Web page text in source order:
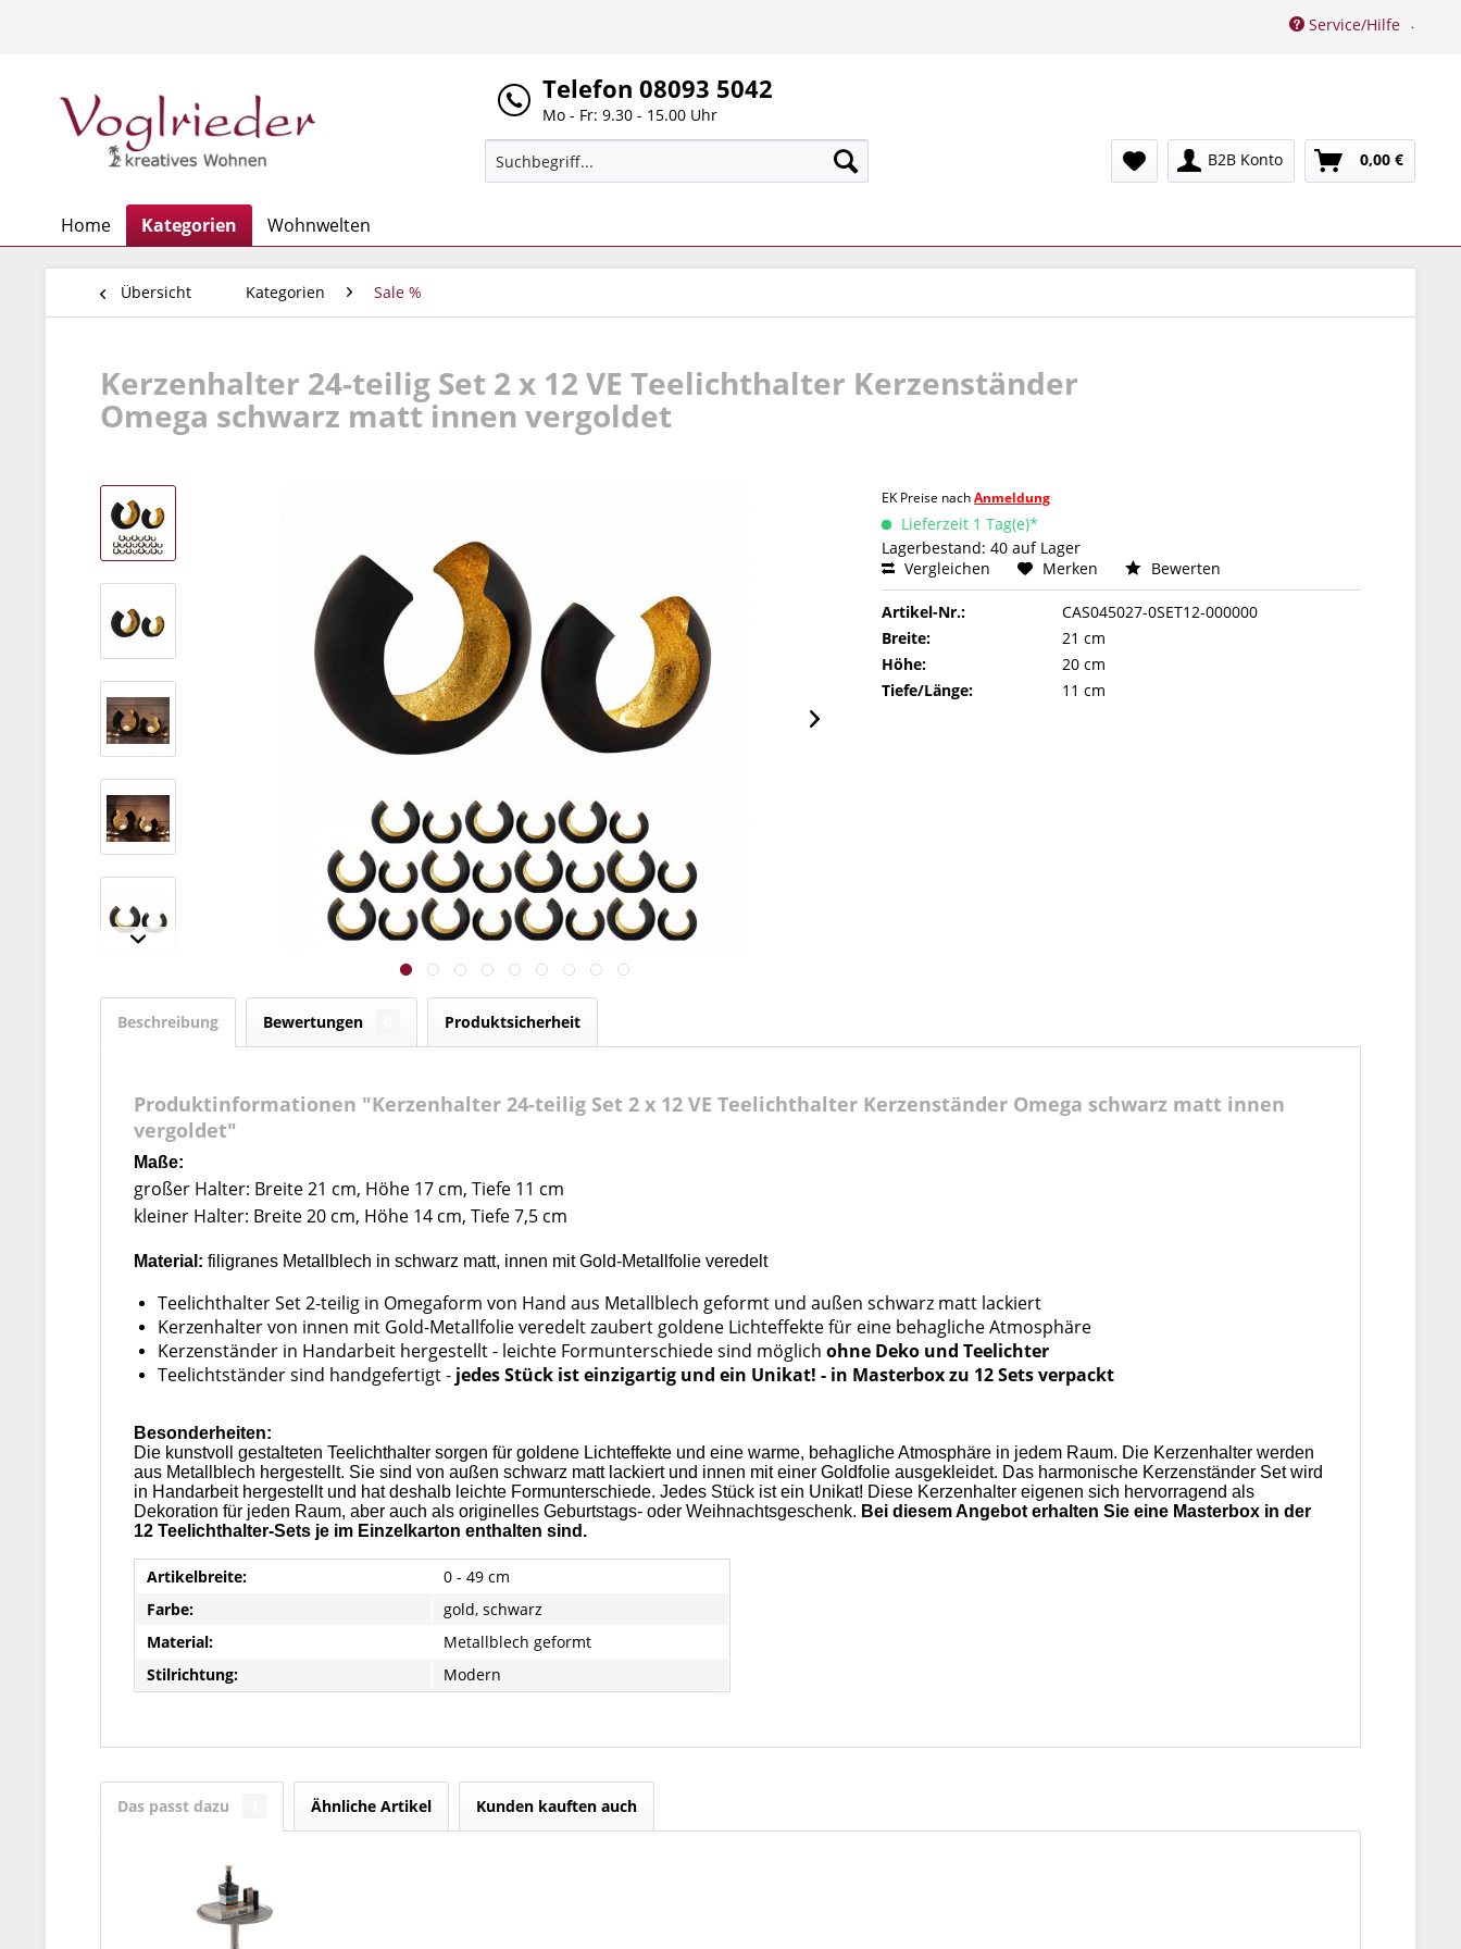
Service/Hilfe
Telefon 08093 5042
Mo - Fr: 9.30 - 15.00 Uhr
B2B Konto 0,00 €
Home Kategorien Wohnwelten
Übersicht Kategorien Sale %
Kerzenhalter 24-teilig Set 2 x 12 VE Teelichthalter Kerzenständer
Omega schwarz matt innen vergoldet
EK Preise nachAnmeldung
Lieferzeit 1 Tag(e)*
Lagerbestand: 40 auf Lager
Vergleichen
Merken Bewerten
Artikel-Nr.:
CAS045027-0SET12-000000
Breite:
21 cm
Höhe:
20 cm
Tiefe/Länge:
11 cm
Beschreibung Bewertungen Produktsicherheit
Produktinformationen "Kerzenhalter 24-teilig Set 2 x 12 VE Teelichthalter Kerzenständer Omega schwarz matt innen
vergoldet"
Maße:
großer Halter: Breite 21 cm, Höhe 17 cm, Tiefe 11 cm
kleiner Halter: Breite 20 cm, Höhe 14 cm, Tiefe 7,5 cm
Material: filigranes Metallblech in schwarz matt, innen mit Gold-Metallfolie veredelt
Teelichthalter Set 2-teilig in Omegaform von Hand aus Metallblech geformt und außen schwarz matt lackiert
Kerzenhalter von innen mit Gold-Metallfolie veredelt zaubert goldene Lichteffekte für eine behagliche Atmosphäre
Kerzenständer in Handarbeit hergestellt - leichte Formunterschiede sind möglich ohne Deko und Teelichter
Teelichtständer sind handgefertigt - jedes Stück ist einzigartig und ein Unikat! - in Masterbox zu 12 Sets verpackt
Besonderheiten:
Die kunstvoll gestalteten Teelichthalter sorgen für goldene Lichteffekte und eine warme, behagliche Atmosphäre in jedem Raum. Die Kerzenhalter werden
aus Metallblech hergestellt. Sie sind von außen schwarz matt lackiert und innen mit einer Goldfolie ausgekleidet. Das harmonische Kerzenständer Set wird
in Handarbeit hergestellt und hat deshalb leichte Formunterschiede. Jedes Stück ist ein Unikat! Diese Kerzenhalter eigenen sich hervorragend als
Dekoration für jeden Raum, aber auch als originelles Geburtstags- oder Weihnachtsgeschenk. Bei diesem Angebot erhalten Sie eine Masterbox in der
12 Teelichthalter-Sets je im Einzelkarton enthalten sind.
Artikelbreite:
0 - 49 cm
Farbe:
gold, schwarz
Material:
Metallblech geformt
Stilrichtung:
Modern
Das passt dazu Ähnliche Artikel Kunden kauften auch